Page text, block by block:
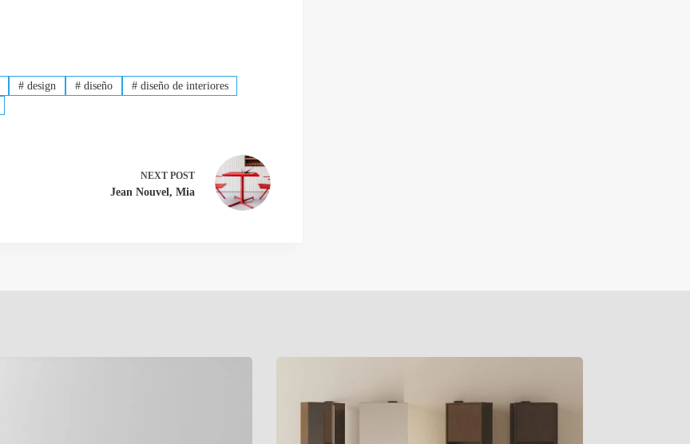
# design #diseño #diseño de interiores
NEXT POST
Jean Nouvel, Mia